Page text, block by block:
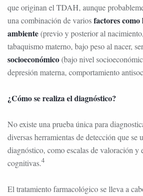
que originan el TDAH, aunque
una combinación de variosfactores como
ambiente(previo y posterior al
tabaquismo materno, bajo peso al nacer,
socioeconómico(bajo nivel
depresión materna, comportamiento
¿Cómo se realiza el diagnóstico?
No existe una prueba única para
diversas herramientas de detección que se
diagnóstico, como escalas de valoración y
cognitivas.4
El tratamiento farmacológico se lleva a